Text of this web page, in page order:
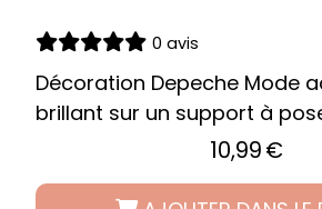
0 avis
Décoration Depeche Mode
brillant sur un support à
10,99€